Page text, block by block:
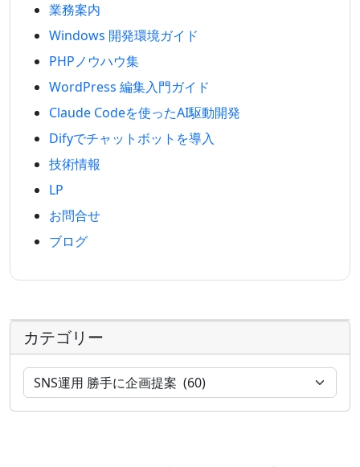
業務案内
Windows 開発環境ガイド
PHPノウハウ集
WordPress 編集入門ガイド
Claude Codeを使ったAI駆動開発
Difyでチャットボットを導入
技術情報
LP
お問合せ
ブログ
カテゴリー